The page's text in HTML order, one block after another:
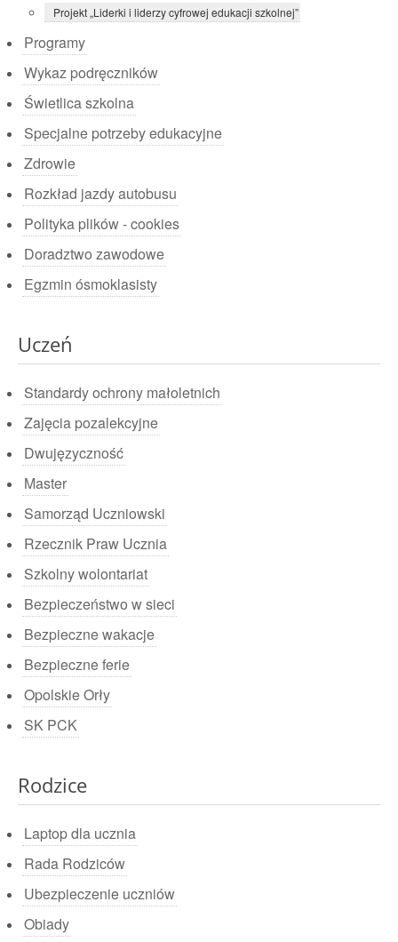
Projekt „Liderki i liderzy cyfrowej edukacji szkolnej”
Programy
Wykaz podręczników
Świetlica szkolna
Specjalne potrzeby edukacyjne
Zdrowie
Rozkład jazdy autobusu
Polityka plików - cookies
Doradztwo zawodowe
Egzmin ósmoklasisty
Uczeń
Standardy ochrony małoletnich
Zajęcia pozalekcyjne
Dwujęzyczność
Master
Samorząd Uczniowski
Rzecznik Praw Ucznia
Szkolny wolontariat
Bezpieczeństwo w sieci
Bezpieczne wakacje
Bezpieczne ferie
Opolskie Orły
SK PCK
Rodzice
Laptop dla ucznia
Rada Rodziców
Ubezpieczenie uczniów
Obiady